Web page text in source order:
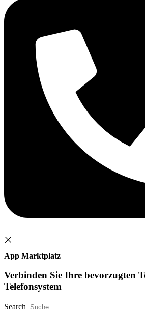
App Marktplatz
Verbinden Sie Ihre bevorzugten
Telefonsystem
Search